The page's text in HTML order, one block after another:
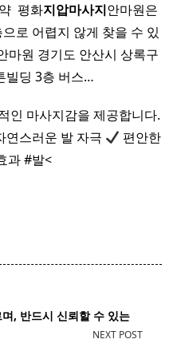
평화지압마사지안마원은
로 어렵지 않게 찾을 수 있
마원 경기도 안산시 상록구
빌딩 3층 버스…
인 마사지감을 제공합니다.
연스러운 발 자극
편안한
과 #발<
, 반드시 신뢰할 수 있는
NEXT POST